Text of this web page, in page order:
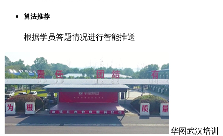
算法推荐
根据学员答题情况进行智能推送
华图武汉培训